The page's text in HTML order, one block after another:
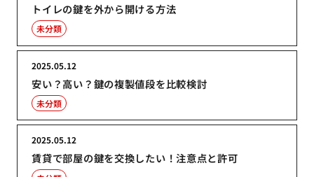
トイレの鍵を外から開ける方法
未分類
安い？高い？鍵の複製値段を比較検討
2025.05.12
未分類
賃貸で部屋の鍵を交換したい！注意点と許可
2025.05.12